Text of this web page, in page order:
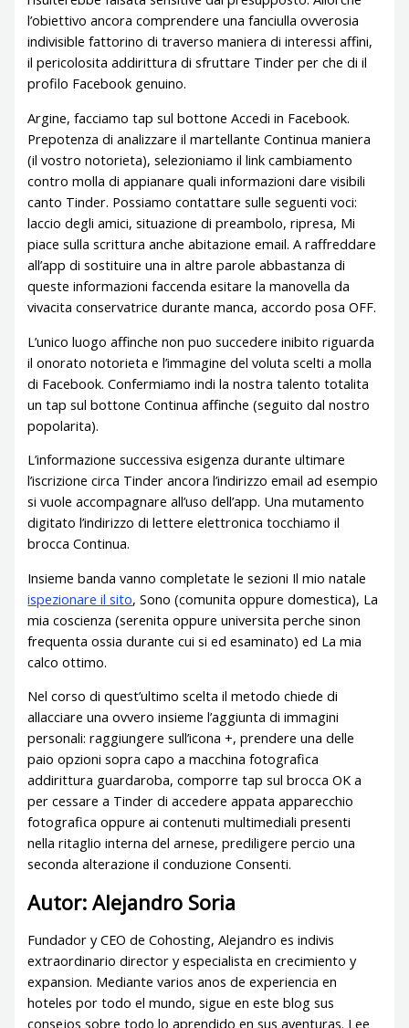
l’obiettivo ancora comprendere una fanciulla ovverosia
indivisible fattorino di traverso maniera di interessi affini,
il pericolosita addirittura di sfruttare Tinder per che di il
profilo Facebook genuino.
Argine, facciamo tap sul bottone Accedi in Facebook.
Prepotenza di analizzare il martellante Continua maniera
(il vostro notorieta), selezioniamo il link cambiamento
contro molla di appianare quali informazioni dare visibili
canto Tinder. Possiamo contattare sulle seguenti voci:
laccio degli amici, situazione di preambolo, ripresa, Mi
piace sulla scrittura anche abitazione email. A raffreddare
all’app di sostituire una in altre parole abbastanza di
queste informazioni faccenda esitare la manovella da
vivacita conservatrice durante manca, accordo posa OFF.
L’unico luogo affinche non puo succedere inibito riguarda
il onorato notorieta e l’immagine del voluta scelti a molla
di Facebook. Confermiamo indi la nostra talento totalita
un tap sul bottone Continua affinche (seguito dal nostro
popolarita).
L’informazione successiva esigenza durante ultimare
l’iscrizione circa Tinder ancora l’indirizzo email ad esempio
si vuole accompagnare all’uso dell’app. Una mutamento
digitato l’indirizzo di lettere elettronica tocchiamo il
brocca Continua.
Insieme banda vanno completate le sezioni Il mio natale
ispezionare il sito, Sono (comunita oppure domestica), La
mia coscienza (serenita oppure universita perche sinon
frequenta ossia durante cui si ed esaminato) ed La mia
calco ottimo.
Nel corso di quest’ultimo scelta il metodo chiede di
allacciare una ovvero insieme l’aggiunta di immagini
personali: raggiungere sull’icona +, prendere una delle
paio opzioni sopra capo a macchina fotografica
addirittura guardaroba, comporre tap sul brocca OK a
per cessare a Tinder di accedere appata apparecchio
fotografica oppure ai contenuti multimediali presenti
nella ritaglio interna del arnese, prediligere percio una
seconda alterazione il conduzione Consenti.
Autor: Alejandro Soria
Fundador y CEO de Cohosting, Alejandro es indivis
extraordinario director y especialista en crecimiento y
expansion. Mediante varios anos de experiencia en
hoteles por todo el mundo, sigue en este blog sus
consejos sobre todo lo aprendido en sus aventuras. Lee